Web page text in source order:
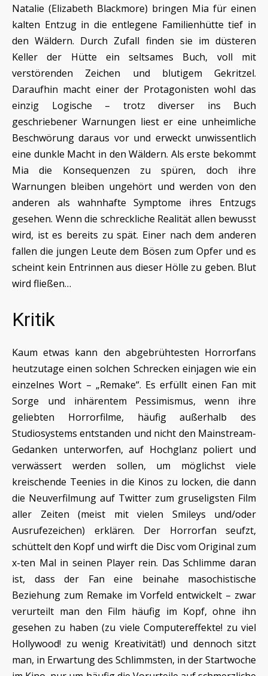
Natalie (Elizabeth Blackmore) bringen Mia für einen
kalten Entzug in die entlegene Familienhütte tief in
den Wäldern. Durch Zufall finden sie im düsteren
Keller der Hütte ein seltsames Buch, voll mit
verstörenden Zeichen und blutigem Gekritzel.
Daraufhin macht einer der Protagonisten wohl das
einzig Logische – trotz diverser ins Buch
geschriebener Warnungen liest er eine unheimliche
Beschwörung daraus vor und erweckt unwissentlich
eine dunkle Macht in den Wäldern. Als erste bekommt
Mia die Konsequenzen zu spüren, doch ihre
Warnungen bleiben ungehört und werden von den
anderen als wahnhafte Symptome ihres Entzugs
gesehen. Wenn die schreckliche Realität allen bewusst
wird, ist es bereits zu spät. Einer nach dem anderen
fallen die jungen Leute dem Bösen zum Opfer und es
scheint kein Entrinnen aus dieser Hölle zu geben. Blut
wird fließen…
Kritik
Kaum etwas kann den abgebrühtesten Horrorfans
heutzutage einen solchen Schrecken einjagen wie ein
einzelnes Wort – „Remake“. Es erfüllt einen Fan mit
Sorge und inhärentem Pessimismus, wenn ihre
geliebten Horrorfilme, häufig außerhalb des
Studiosystems entstanden und nicht den Mainstream-
Gedanken unterworfen, auf Hochglanz poliert und
verwässert werden sollen, um möglichst viele
kreischende Teenies in die Kinos zu locken, die dann
die Neuverfilmung auf Twitter zum gruseligsten Film
aller Zeiten (meist mit vielen Smileys und/oder
Ausrufezeichen) erklären. Der Horrorfan seufzt,
schüttelt den Kopf und wirft die Disc vom Original zum
x-ten Mal in seinen Player rein. Das Schlimme daran
ist, dass der Fan eine beinahe masochistische
Beziehung zum Remake im Vorfeld entwickelt – zwar
verurteilt man den Film häufig im Kopf, ohne ihn
gesehen zu haben (zu viele Computereffekte! zu viel
Hollywood! zu wenig Kreativität!) und dennoch sitzt
man, in Erwartung des Schlimmsten, in der Startwoche